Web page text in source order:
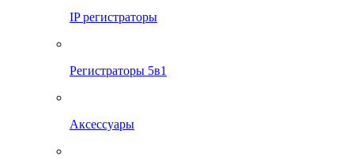
IP регистраторы
Регистраторы 5в1
Аксессуары